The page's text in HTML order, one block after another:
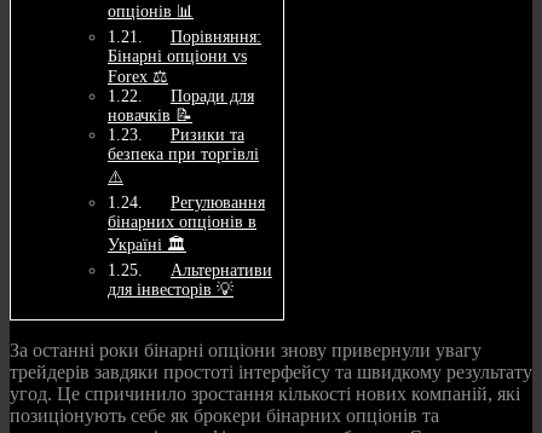
опціонів 📊
Порівняння:
Бінарні опціони vs
Forex ⚖️
Поради для
новачків 📝
Ризики та
безпека при торгівлі
⚠️
Регулювання
бінарних опціонів в
Україні 🏛️
Альтернативи
для інвесторів 💡
За останні роки бінарні опціони знову привернули увагу
трейдерів завдяки простоті інтерфейсу та швидкому результату
угод. Це спричинило зростання кількості нових компаній, які
позиціонують себе як брокери бінарних опціонів та